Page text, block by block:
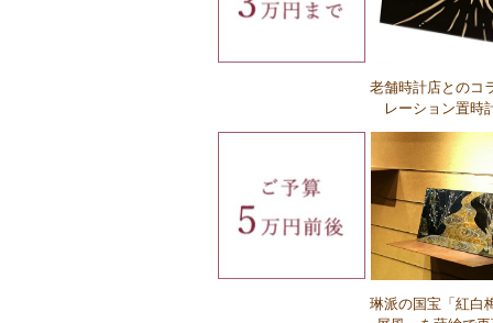
すか？
Ｑ：名入れの種類の違いを教えてくだ
老舗時計店とのコ
レーション置時
琳派の国宝「紅白